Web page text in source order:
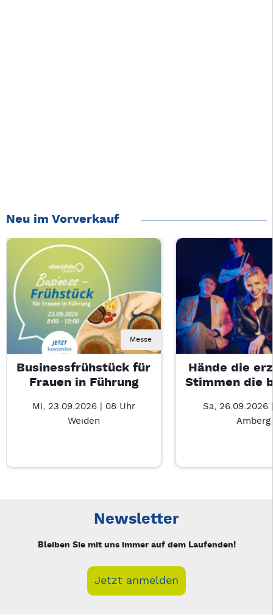
Neu im Vorverkauf
Messe
Businessfrühstück für
Frauen in Führung
Mi, 23.09.2026 | 08 Uhr
Weiden
Hände die
Stimmen die
Sa, 26.09.2026
Amberg
Newsletter
Bleiben Sie mit uns immer auf dem Laufenden!
Jetzt anmelden